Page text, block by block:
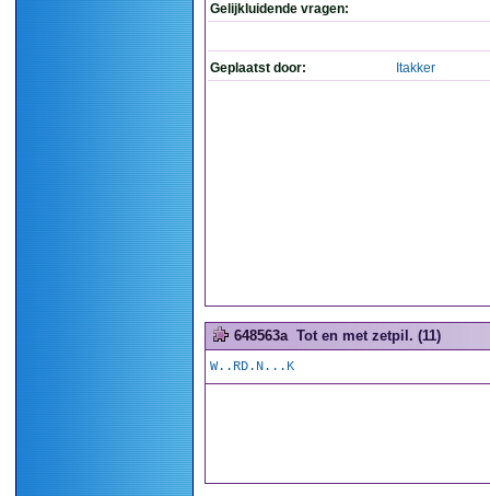
Gelijkluidende vragen:
Geplaatst door: Itakker
648563a Tot en met zetpil. (11)
W..RD.N...K